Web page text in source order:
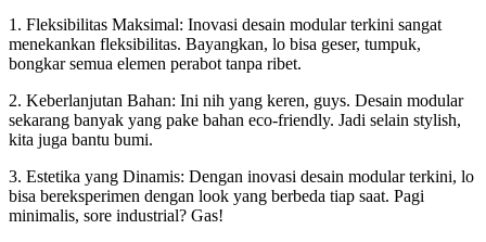
1. Fleksibilitas Maksimal: Inovasi desain modular terkini sangat
menekankan fleksibilitas. Bayangkan, lo bisa geser, tumpuk,
bongkar semua elemen perabot tanpa ribet.
2. Keberlanjutan Bahan: Ini nih yang keren, guys. Desain modular
sekarang banyak yang pake bahan eco-friendly. Jadi selain stylish,
kita juga bantu bumi.
3. Estetika yang Dinamis: Dengan inovasi desain modular terkini, lo
bisa bereksperimen dengan look yang berbeda tiap saat. Pagi
minimalis, sore industrial? Gas!